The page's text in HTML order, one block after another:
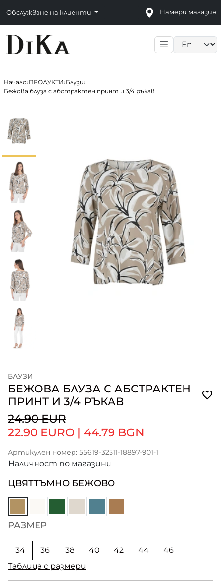
Обслужване на клиенти Намери магазин
Начало›ПРОДУКТИ›Блузи›
Бежова блуза с абстрактен принт и 3/4 ръкав
БЛУЗИ
БЕЖОВА БЛУЗА С АБСТРАКТЕН
ПРИНТ И 3/4 РЪКАВ
24.90 EUR
22.90 EURO | 44.79 BGN
Артикулен номер: 55619-32511-18897-901-1
Наличност по магазини
ЦВЯТТЪМНО БЕЖОВО
РАЗМЕР
34 36 38 40 42 44
46
Таблица с размери